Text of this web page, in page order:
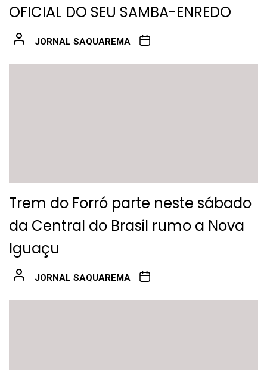
OFICIAL DO SEU SAMBA-ENREDO
JORNAL SAQUAREMA
Trem do Forró parte neste sábado
da Central do Brasil rumo a Nova
Iguaçu
JORNAL SAQUAREMA